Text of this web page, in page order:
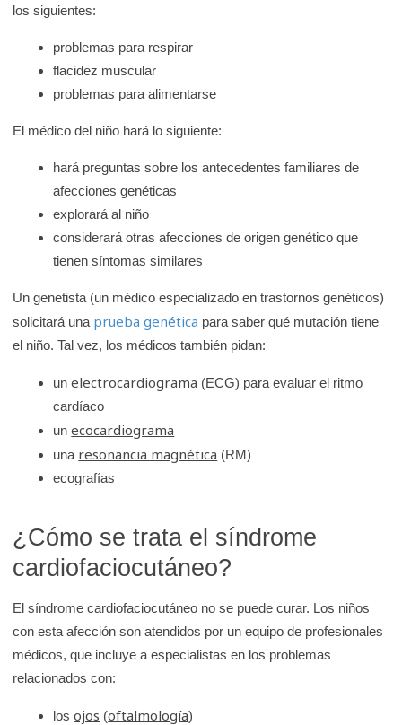
los siguientes:
problemas para respirar
flacidez muscular
problemas para alimentarse
El médico del niño hará lo siguiente:
hará preguntas sobre los antecedentes familiares de
afecciones genéticas
explorará al niño
considerará otras afecciones de origen genético que
tienen síntomas similares
Un genetista (un médico especializado en trastornos genéticos)
solicitará una prueba genética para saber qué mutación tiene
el niño. Tal vez, los médicos también pidan:
unelectrocardiograma (ECG) para evaluar el ritmo
cardíaco
unecocardiograma
una resonancia magnética (RM)
ecografías
¿Cómo se trata el síndrome
cardiofaciocutáneo?
El síndrome cardiofaciocutáneo no se puede curar. Los niños
con esta afección son atendidos por un equipo de profesionales
médicos, que incluye a especialistas en los problemas
relacionados con:
losojos (oftalmología)